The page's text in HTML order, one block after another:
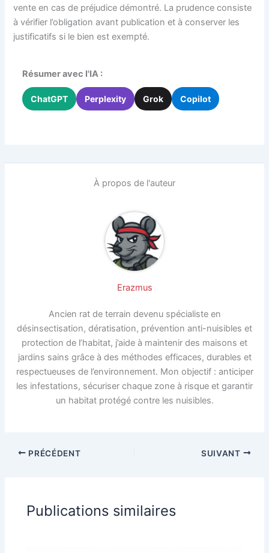
vente en cas de préjudice démontré. La prudence consiste
à vérifier l’obligation avant publication et à conserver les
justificatifs si le bien est exempté.
Résumer avec l'IA :
ChatGPT Perplexity Grok Copilot
À propos de l'auteur
Erazmus
Ancien rat de terrain devenu spécialiste en
désinsectisation, dératisation, prévention anti-nuisibles et
protection de l’habitat, j’aide à maintenir des maisons et
jardins sains grâce à des méthodes efficaces, durables et
respectueuses de l’environnement. Mon objectif : anticiper
les infestations, sécuriser chaque zone à risque et garantir
un habitat protégé contre les nuisibles.
PRÉCÉDENT SUIVANT
Publications similaires